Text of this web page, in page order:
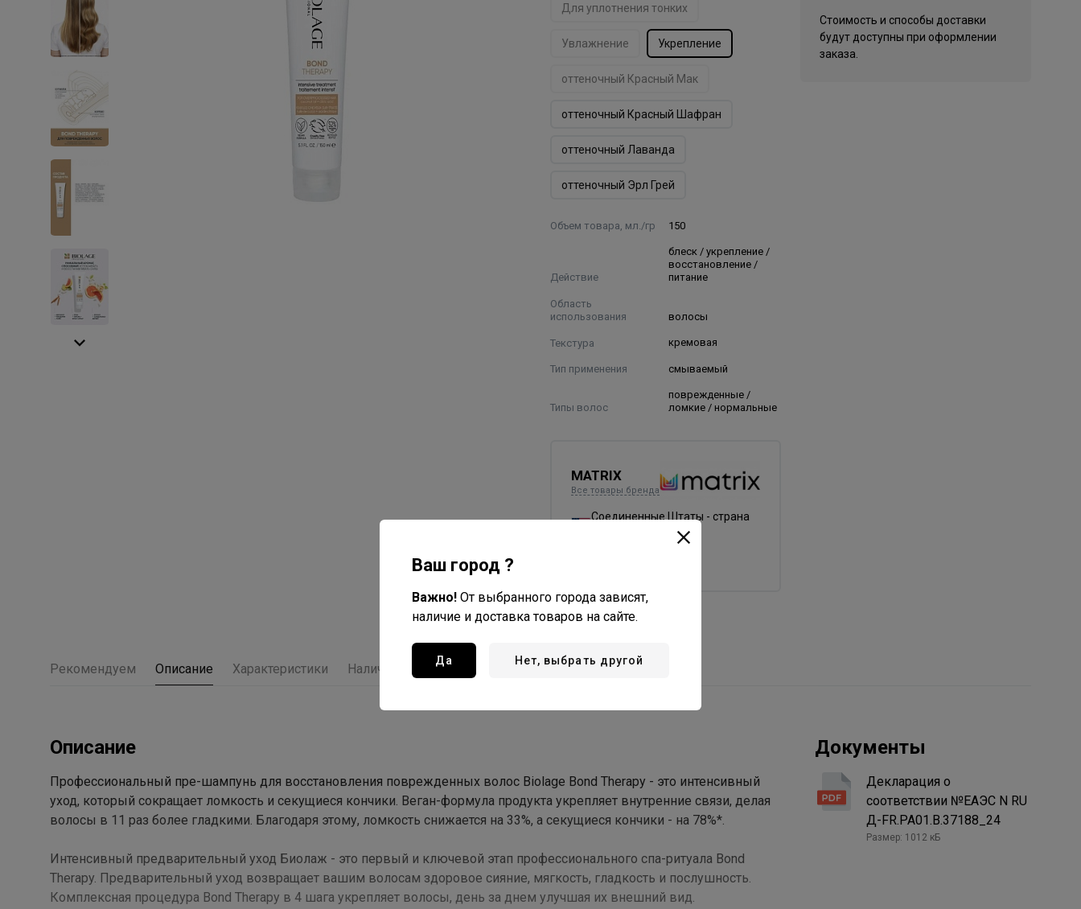
Для уплотнения тонких
Увлажнение Укрепление
оттеночный Красный Мак
оттеночный Красный Шафран
оттеночный Лаванда
оттеночный Эрл Грей
Объем товара, мл./гр 150
Действие
блеск / укрепление /
восстановление /
питание
Область
использования
волосы
Текстура кремовая
Тип применения смываемый
Типы волос
поврежденные /
ломкие / нормальные
MATRIX
Все товары бренда
Соединенные Штаты - страна
Стоимость и способы доставки
будут доступны при оформлении
заказа.
Рекомендуем Описание Характеристики Наличие Отзывы
Описание
Профессиональный пре-шампунь для восстановления поврежденных волос Biolage Bond Therapy - это интенсивный
уход, который сокращает ломкость и секущиеся кончики. Веган-формула продукта укрепляет внутренние связи, делая
волосы в 11 раз более гладкими. Благодаря этому, ломкость снижается на 33%, а секущиеся кончики - на 78%*.
Интенсивный предварительный уход Биолаж - это первый и ключевой этап профессионального спа-ритуала Bond
Therapy. Предварительный уход возвращает вашим волосам здоровое сияние, мягкость, гладкость и послушность.
Комплексная процедура Bond Therapy в 4 шага укрепляет волосы, день за днем улучшая их внешний вид.
Документы
Декларация о
соответствии №ЕАЭС N RU
Д-FR.PA01.B.37188_24
Размер: 1012 кБ
Ваш город ?
Важно! От выбранного города зависят,
наличие и доставка товаров на сайте.
Да Нет, выбрать другой